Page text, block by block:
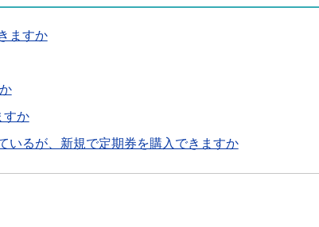
ますか
すか
いるが、新規で定期券を購入できますか